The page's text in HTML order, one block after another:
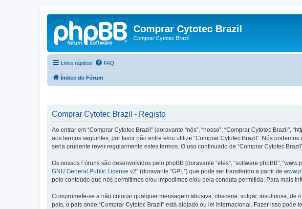
Comprar Cytotec Brazil
Comprar Cytotec Brazil
Links rápidos FAQ
Índice do Fórum
Comprar Cytotec Brazil - Registo
Ao entrar em “Comprar Cytotec Brazil” (doravante “nós”, “nosso”, “Comprar Cytotec
aos termos seguintes, por favor não entre e/ou utilize “Comprar Cytotec Brazil”. Nós
seria prudente rever regularmente estes termos. O uso continuado de “Comprar Cytotec
Os nossos Fóruns são desenvolvidos pelo phpBB (doravante “eles”, “software phpBB”,
GNU General Public License v2” (doravante “GPL”) que pode ser transferido a partir de
pelo conteúdo que nós permitimos e/ou impedimos e/ou pela conduta permitida. Para mais
Compromete-se a não colocar qualquer mensagem abusiva, obscena, vulgar, insultuosa,
país, o país onde “Comprar Cytotec Brazil” está alojado ou lei Internacional. Fazer isso